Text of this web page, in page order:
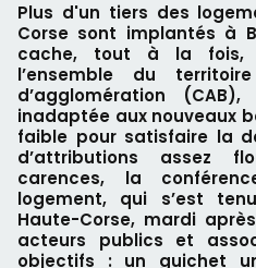
Plus d'un tiers des
Corse sont implantés à
cache, tout à la fois,
l’ensemble du
d’agglomération
inadaptée aux nouveaux
faible pour satisfaire la
d’attributions assez
carences, la
logement, qui s’est
Haute-Corse, mardi
acteurs publics et
objectifs : un guichet